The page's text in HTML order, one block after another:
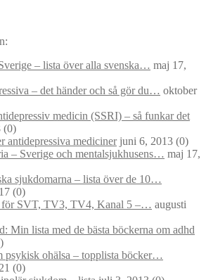
– lista över alla svenska… maj 17,
– det händer och så gör du… oktober
medicin (SSRI) – så funkar det
(0)
antidepressiva medicinerjuni 6, 2013 (0)
– Sverige och mentalsjukhusens… maj 17,
sjukdomarna – lista över de 10…
(0)
för SVT, TV3, TV4, Kanal 5 –… augusti
Min lista med de bästa böckerna om adhd
psykisk ohälsa – topplista böcker…
(0)